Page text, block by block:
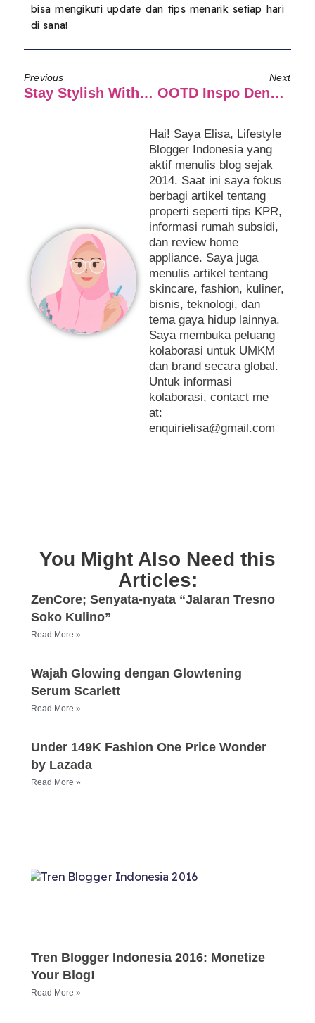
bisa mengikuti update dan tips menarik setiap hari
di sana!
Previous
Stay Stylish With The Old-School Charm Of Y2K Fashion!
Next
OOTD Inspo Dengan Mix And Match Warna Outfit Denim!
Hai! Saya Elisa, Lifestyle
Blogger Indonesia yang
aktif menulis blog sejak
2014. Saat ini saya fokus
berbagi artikel tentang
properti seperti tips KPR,
informasi rumah subsidi,
dan review home
appliance. Saya juga
menulis artikel tentang
skincare, fashion, kuliner,
bisnis, teknologi, dan
tema gaya hidup lainnya.
Saya membuka peluang
kolaborasi untuk UMKM
dan brand secara global.
Untuk informasi
kolaborasi, contact me
at:
enquirielisa@gmail.com
You Might Also Need this
Articles:
ZenCore; Senyata-nyata “Jalaran Tresno
Soko Kulino”
Read More »
Wajah Glowing dengan Glowtening
Serum Scarlett
Read More »
Under 149K Fashion One Price Wonder
by Lazada
Read More »
Tren Blogger Indonesia 2016: Monetize
Your Blog!
Read More »